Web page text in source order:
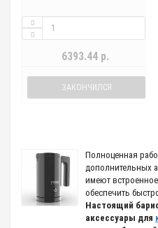
6393.44 р.
ЗАКОНЧИЛСЯ
Полноценная
дополнительных
имеют
обеспечить
Настоящий
аксессуары для